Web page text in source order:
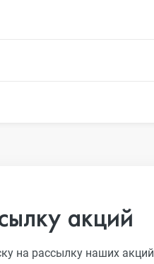
акций
на рассылку наших акций